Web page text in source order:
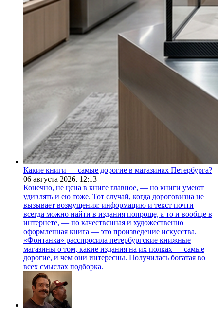
Какие книги — самые дорогие в магазинах Петербурга?
06 августа 2026, 12:13
Конечно, не цена в книге главное, — но книги умеют
удивлять и ею тоже. Тот случай, когда дороговизна не
вызывает возмущения: информацию и текст почти
всегда можно найти в издания попроще, а то и вообще в
интернете, — но качественная и художественно
оформленная книга — это произведение искусства.
«Фонтанка» расспросила петербургские книжные
магазины о том, какие издания на их полках — самые
дорогие, и чем они интересны. Получилась богатая во
всех смыслах подборка.